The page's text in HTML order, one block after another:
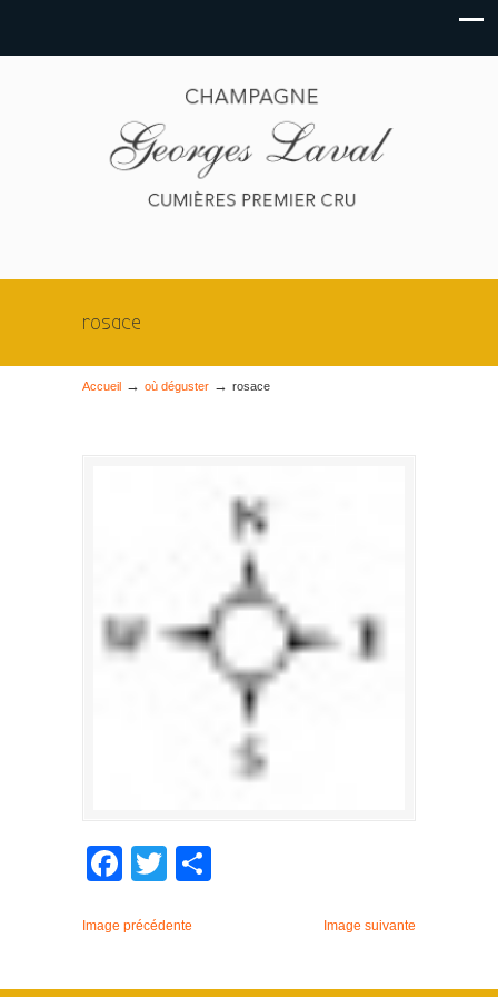
rosace
Accueil → où déguster → rosace
Facebook
Twitter
Image précédente Image suivante